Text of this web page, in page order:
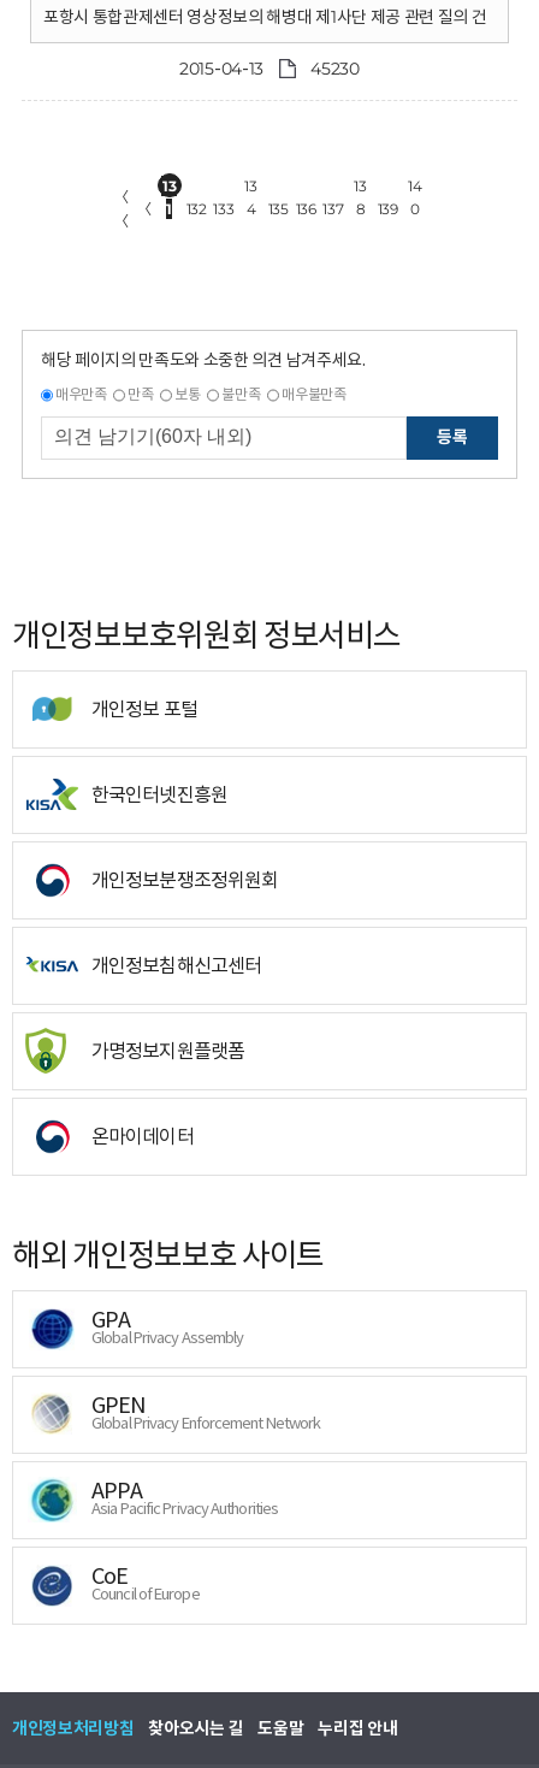
포항시 통합관제센터 영상정보의 해병대 제1사단 제공 관련 질의 건
2015-04-13 45230
〈
〈
〈
13
1
132 133
13
4
135 136 137
13
8
139
14
0
해당 페이지의 만족도와 소중한 의견 남겨주세요.
매우만족 만족 보통 불만족 매우불만족
등록
개인정보보호위원회 정보서비스
개인정보 포털
한국인터넷진흥원
개인정보분쟁조정위원회
개인정보침해신고센터
가명정보지원플랫폼
온마이데이터
해외 개인정보보호 사이트
GPA
Global Privacy Assembly
GPEN
Global Privacy Enforcement Network
APPA
Asia Pacific Privacy Authorities
CoE
Council of Europe
개인정보처리방침 찾아오시는 길 도움말 누리집 안내